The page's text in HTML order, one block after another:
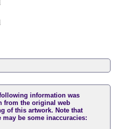
information was
from the original web
of this artwork. Note that
may be some inaccuracies: